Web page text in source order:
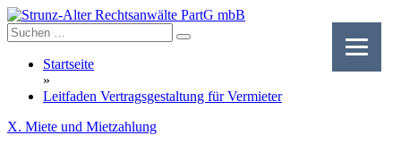
Skip
to
content
Startseite
»
Leitfaden Vertragsgestaltung für Vermieter
X. Miete und Mietzahlung